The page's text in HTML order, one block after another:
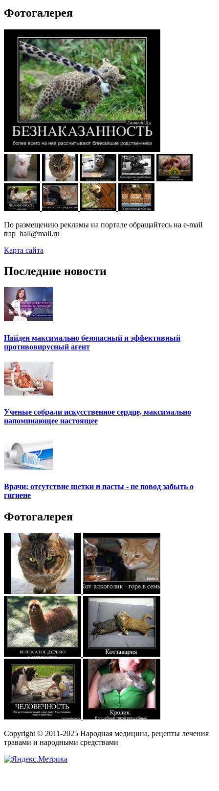
Фотогалерея
По размещению рекламы на портале обращайтесь на e-mail
trap_hall@mail.ru
Карта сайта
Последние новости
Найден максимально безопасный и эффективный
противовирусный агент
Ученые собрали искусственное сердце, максимально
напоминающее настоящее
Врачи: отсутствие щетки и пасты - не повод забыть о
гигиене
Фотогалерея
Copyright © 2011-2025 Народная медицина, рецепты лечения
травами и народными средствами